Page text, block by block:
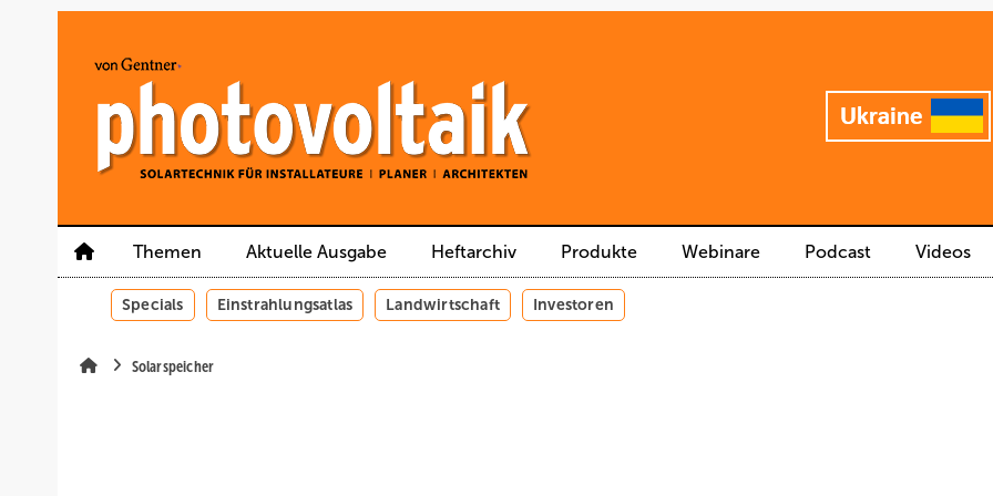
Themen Aktuelle Ausgabe Heftarchiv Produkte Webinare Podcast Videos
Specials Einstrahlungsatlas Landwirtschaft Investoren
Solarspeicher